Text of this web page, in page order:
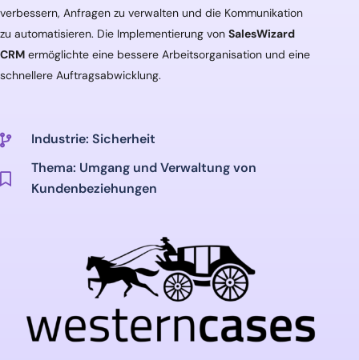
verbessern, Anfragen zu verwalten und die Kommunikation
zu automatisieren. Die Implementierung von SalesWizard
CRM ermöglichte eine bessere Arbeitsorganisation und eine
schnellere Auftragsabwicklung.
Industrie: Sicherheit
Thema: Umgang und Verwaltung von
Kundenbeziehungen